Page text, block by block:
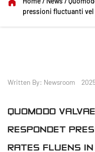
pressioni fluctuanti
Written By: Newsroom
QUOMODO
RESPONDET
RATES FLUENS